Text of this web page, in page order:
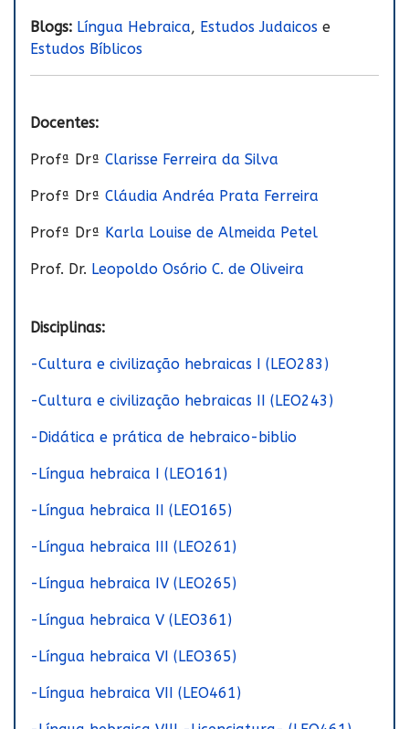
Blogs: Língua Hebraica, Estudos Judaicos e
Estudos Bíblicos
Docentes:
Profª Drª Clarisse Ferreira da Silva
Profª Drª Cláudia Andréa Prata Ferreira
Profª Drª Karla Louise de Almeida Petel
Prof. Dr. Leopoldo Osório C. de Oliveira
Disciplinas:
-Cultura e civilização hebraicas I (LEO283)
-Cultura e civilização hebraicas II (LEO243)
-Didática e prática de hebraico-biblio
-Língua hebraica I (LEO161)
-Língua hebraica II (LEO165)
-Língua hebraica III (LEO261)
-Língua hebraica IV (LEO265)
-Língua hebraica V (LEO361)
-Língua hebraica VI (LEO365)
-Língua hebraica VII (LEO461)